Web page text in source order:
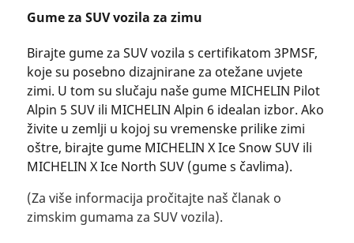
Gume za SUV vozila za zimu
Birajte gume za SUV vozila s certifikatom 3PMSF,
koje su posebno dizajnirane za otežane uvjete
zimi. U tom su slučaju naše gume MICHELIN Pilot
Alpin 5 SUV ili MICHELIN Alpin 6 idealan izbor. Ako
živite u zemlji u kojoj su vremenske prilike zimi
oštre, birajte gume MICHELIN X Ice Snow SUV ili
MICHELIN X Ice North SUV (gume s čavlima).
(Za više informacija pročitajte naš članak o
zimskim gumama za SUV vozila).